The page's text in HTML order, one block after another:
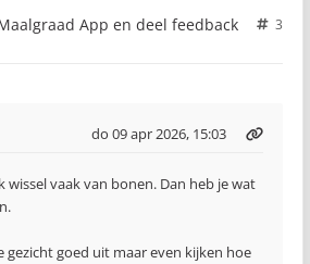
App en deel feedback
3
do 09 apr 2026, 15:03
wissel vaak van bonen. Dan heb je wat
gezicht goed uit maar even kijken hoe